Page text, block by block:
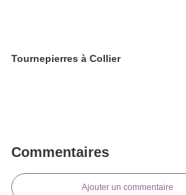
Tournepierres à Collier
Commentaires
Ajouter un commentaire